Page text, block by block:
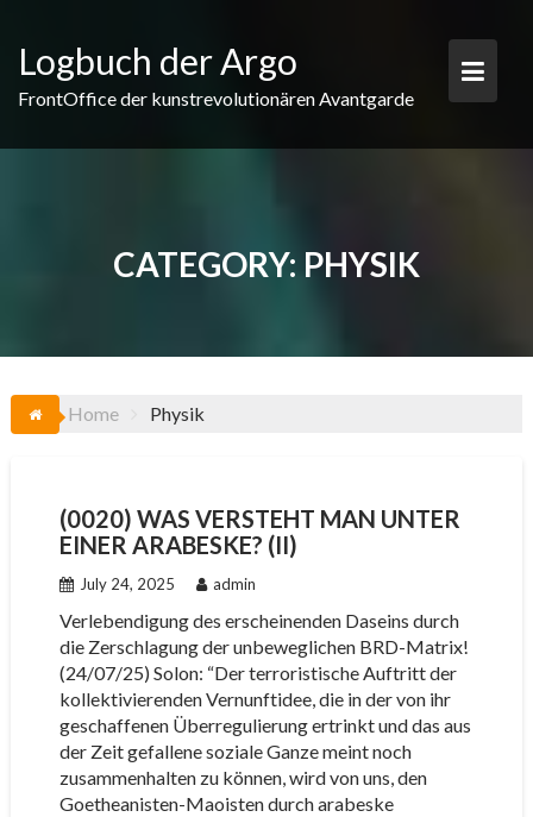
content
Logbuch der Argo
FrontOffice der kunstrevolutionären Avantgarde
CATEGORY: PHYSIK
Home Physik
(0020) WAS VERSTEHT MAN UNTER
EINER ARABESKE? (II)
July 24, 2025 admin
Verlebendigung des erscheinenden Daseins durch
die Zerschlagung der unbeweglichen BRD-Matrix!
(24/07/25) Solon: “Der terroristische Auftritt der
kollektivierenden Vernunftidee, die in der von ihr
geschaffenen Überregulierung ertrinkt und das aus
der Zeit gefallene soziale Ganze meint noch
zusammenhalten zu können, wird von uns, den
Goetheanisten-Maoisten durch arabeske